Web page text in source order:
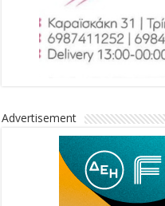
Advertisement